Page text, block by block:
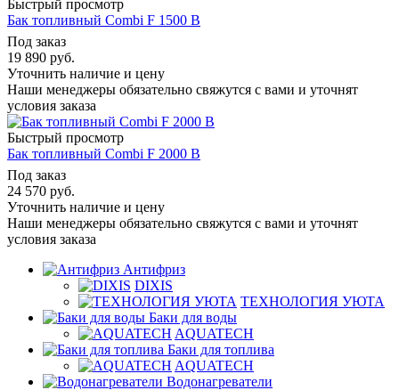
Быстрый просмотр
Бак топливный Combi F 1500 B
Под заказ
19 890 руб.
Уточнить наличие и цену
Наши менеджеры обязательно свяжутся с вами и уточнят
условия заказа
Быстрый просмотр
Бак топливный Combi F 2000 B
Под заказ
24 570 руб.
Уточнить наличие и цену
Наши менеджеры обязательно свяжутся с вами и уточнят
условия заказа
Антифриз
DIXIS
ТЕХНОЛОГИЯ УЮТА
Баки для воды
AQUATECH
Баки для топлива
AQUATECH
Водонагреватели